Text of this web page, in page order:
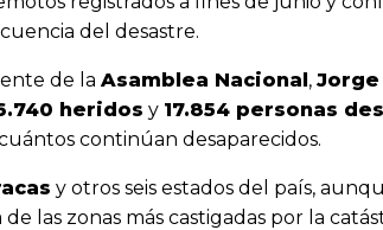
del desastre.
de la Asamblea Nacional, Jorge
heridos y 17.854 personas
continúan desaparecidos.
y otros seis estados del país,
de las zonas más castigadas por la